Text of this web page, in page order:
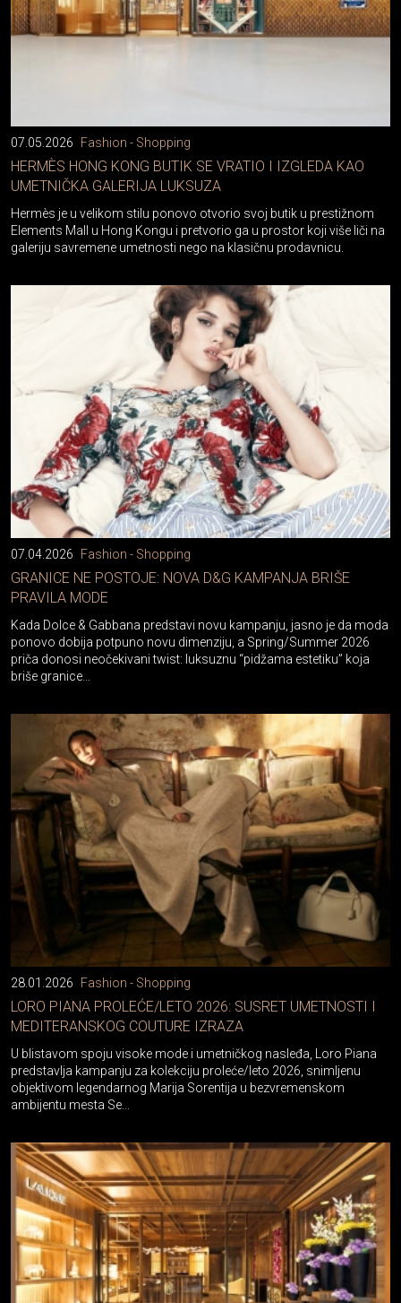
07.05.2026 Fashion - Shopping
HERMÈS HONG KONG BUTIK SE VRATIO I IZGLEDA KAO
UMETNIČKA GALERIJA LUKSUZA
Hermès je u velikom stilu ponovo otvorio svoj butik u prestižnom
Elements Mall u Hong Kongu i pretvorio ga u prostor koji više liči na
galeriju savremene umetnosti nego na klasičnu prodavnicu.
07.04.2026 Fashion - Shopping
GRANICE NE POSTOJE: NOVA D&G KAMPANJA BRIŠE
PRAVILA MODE
Kada Dolce & Gabbana predstavi novu kampanju, jasno je da moda
ponovo dobija potpuno novu dimenziju, a Spring/Summer 2026
priča donosi neočekivani twist: luksuznu “pidžama estetiku” koja
briše granice...
28.01.2026 Fashion - Shopping
LORO PIANA PROLEĆE/LETO 2026: SUSRET UMETNOSTI I
MEDITERANSKOG COUTURE IZRAZA
U blistavom spoju visoke mode i umetničkog nasleđa, Loro Piana
predstavlja kampanju za kolekciju proleće/leto 2026, snimljenu
objektivom legendarnog Marija Sorentija u bezvremenskom
ambijentu mesta Se...